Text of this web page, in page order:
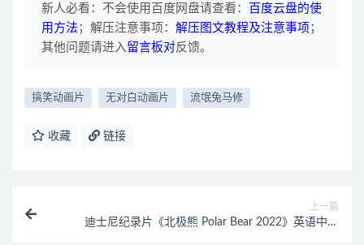
第68集 锦鲤也是挑人的
第69集 上班要认真工作
第70集 相互理解很重要
新人必看：不会使用百度网盘请查看：
百度云盘的使
用方法 ；解压注意事项： 解压图文教程及注意事项 ；
其他问题请进入留言板对反馈。
搞笑动画片 无对白动画片 流氓兔马修
收藏 链接
上一篇
迪士尼纪录片《北极熊 Polar Bear 2022》英语中字